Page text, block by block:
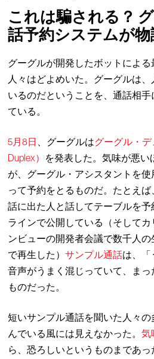
これは騙される？
話予約システムが物
グーグルが開発したボットによ
人々はどよめいた。グーグルは
いるのだということを、通話相
ている。
5月8日 、グーグルはグーグル・
Duplex） を発表した。気味が悪い
が、グーグル・アシスタントを
って予約をとるものだ。たとえ
話に出た人と話してテーブルを
ラインで公開している（そして
ンビューの開発者会議で数千人
で再生した）サンプル通話は、「
音声がうまく混じっていて、ま
ものだった。
短いサンプル通話を聞いた人々
んでいる風には見えなかった。気
ら、恐ろしいというものまであ